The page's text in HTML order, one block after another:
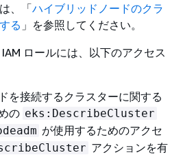
、「ハイブリッドノードのクラ
る 」を参照してください。
ロールには、以下のアクセス
を接続するクラスターに関する
の eks:DescribeCluster
が使用するためのアクセ
アクションを有